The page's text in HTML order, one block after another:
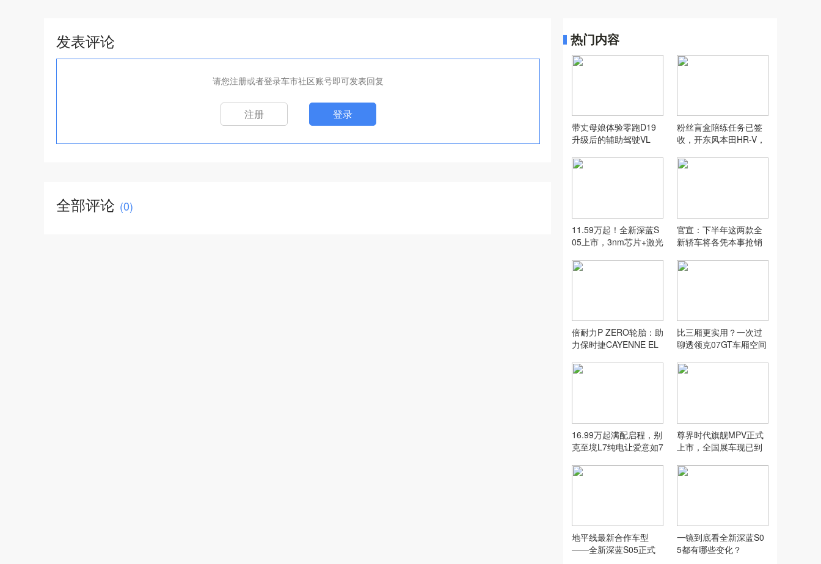
发表评论
请您注册或者登录车市社区账号即可发表回复
注册 登录
全部评论 (0)
热门内容
带丈母娘体验零跑D19
升级后的辅助驾驶VL
粉丝盲盒陪练任务已签
收，开东风本田HR-V，
11.59万起！全新深蓝S
05上市，3nm芯片+激光
官宣：下半年这两款全
新轿车将各凭本事抢销
倍耐力P ZERO轮胎：助
力保时捷CAYENNE EL
比三厢更实用？一次过
聊透领克07GT车厢空间
16.99万起满配启程，别
克至境L7纯电让爱意如7
尊界时代旗舰MPV正式
上市，全国展车现已到
地平线最新合作车型
——全新深蓝S05正式
一镜到底看全新深蓝S0
5都有哪些变化？